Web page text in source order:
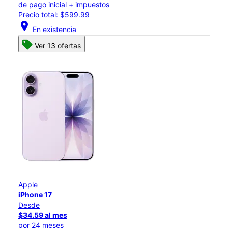
de pago inicial + impuestos
Precio total: $599.99
location_on En existencia
Ver 13 ofertas
Apple
iPhone 17
Desde
$34.59 al mes
por 24 meses